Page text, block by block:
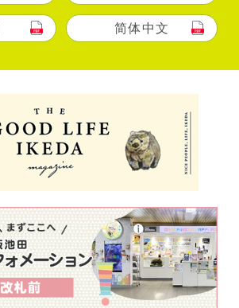
简体中文